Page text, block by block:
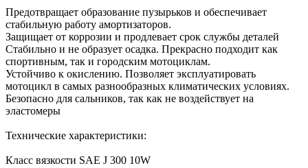
Предотвращает образование пузырьков и обеспечивает
стабильную работу амортизаторов.
Защищает от коррозии и продлевает срок службы деталей
Стабильно и не образует осадка. Прекрасно подходит как
спортивным, так и городским мотоциклам.
Устойчиво к окислению. Позволяет эксплуатировать
мотоцикл в самых разнообразных климатических условиях.
Безопасно для сальников, так как не воздействует на
эластомеры
Технические характеристики:
Класс вязкости SAE J 300 10W